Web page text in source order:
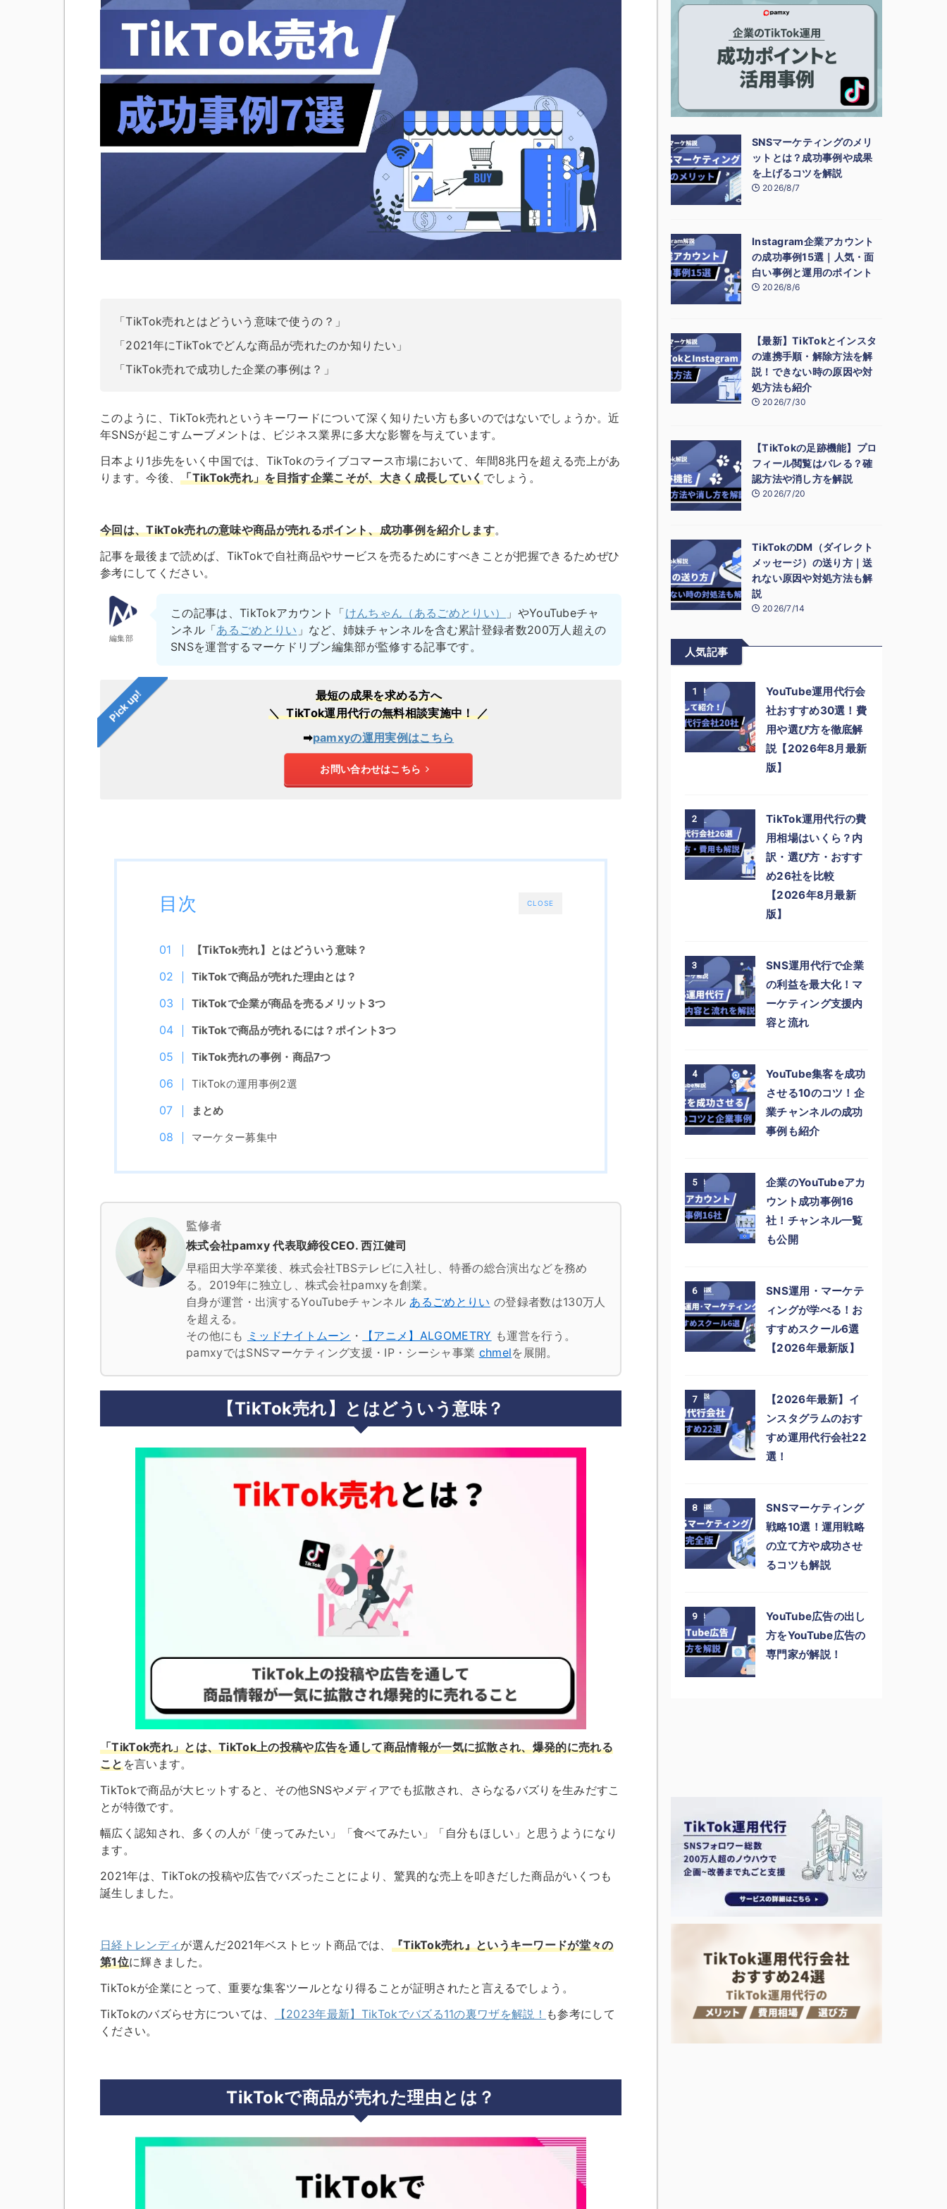
「TikTok売れとはどういう意味で使うの？」
「2021年にTikTokでどんな商品が売れたのか知りたい」
「TikTok売れで成功した企業の事例は？」
このように、TikTok売れというキーワードについて深く知りたい方も多いのではないでしょうか。近
年SNSが起こすムーブメントは、ビジネス業界に多大な影響を与えています。
日本より1歩先をいく中国では、TikTokのライブコマース市場において、年間8兆円を超える売上があ
ります。今後、「TikTok売れ」を目指す企業こそが、大きく成長していくでしょう。
今回は、TikTok売れの意味や商品が売れるポイント、成功事例を紹介します。
記事を最後まで読めば、TikTokで自社商品やサービスを売るためにすべきことが把握できるためぜひ
参考にしてください。
編集部
この記事は、TikTokアカウント「けんちゃん（あるごめとりい）
」やYouTubeチャ
ンネル「あるごめとりい 」など、姉妹チャンネルを含む累計登録者数200万人超えの
SNSを運営するマーケドリブン編集部が監修する記事です。
Pick up!
最短の成果を求める方へ
＼ TikTok運用代行の無料相談実施中！ ／
➡︎pamxyの運用実例はこちら
お問い合わせはこちら
CLOSE
目次
【TikTok売れ】とはどういう意味？
TikTokで商品が売れた理由とは？
TikTokで企業が商品を売るメリット3つ
TikTokで商品が売れるには？ポイント3つ
TikTok売れの事例・商品7つ
TikTokの運用事例2選
まとめ
マーケター募集中
監修者
株式会社pamxy 代表取締役CEO. 西江健司
早稲田大学卒業後、株式会社TBSテレビに入社し、特番の総合演出などを務め
る。2019年に独立し、株式会社pamxyを創業。
自身が運営・出演するYouTubeチャンネル あるごめとりい の登録者数は130万人
を超える。
その他にも ミッドナイトムーン ・ 【アニメ】ALGOMETRY も運営を行う。
pamxyではSNSマーケティング支援・IP・シーシャ事業 chmelを展開。
【TikTok売れ】とはどういう意味？
「TikTok売れ」とは、TikTok上の投稿や広告を通して商品情報が一気に拡散され、爆発的に売れる
ことを言います。
TikTokで商品が大ヒットすると、その他SNSやメディアでも拡散され、さらなるバズりを生みだすこ
とが特徴です。
幅広く認知され、多くの人が「使ってみたい」「食べてみたい」「自分もほしい」と思うようになり
ます。
2021年は、TikTokの投稿や広告でバズったことにより、驚異的な売上を叩きだした商品がいくつも
誕生しました 。
日経トレンディ が選んだ2021年ベストヒット商品では、 『TikTok売れ』というキーワードが堂々の
第1位に輝きました。
TikTokが企業にとって、重要な集客ツールとなり得ることが証明されたと言えるでしょう。
TikTokのバズらせ方については、
【2023年最新】TikTokでバズる11の裏ワザを解説！ も参考にして
ください。
TikTokで商品が売れた理由とは？
SNSマーケティングのメリ
ットとは？成功事例や成果
を上げるコツを解説
2026/8/7
Instagram企業アカウント
の成功事例15選｜人気・面
白い事例と運用のポイント
2026/8/6
【最新】TikTokとインスタ
の連携手順・解除方法を解
説！できない時の原因や対
処方法も紹介
2026/7/30
【TikTokの足跡機能】プロ
フィール閲覧はバレる？確
認方法や消し方を解説
2026/7/20
TikTokのDM（ダイレクト
メッセージ）の送り方｜送
れない原因や対処方法も解
説
2026/7/14
人気記事
1
YouTube運用代行会
社おすすめ30選！費
用や選び方を徹底解
説【2026年8月最新
版】
2
TikTok運用代行の費
用相場はいくら？内
訳・選び方・おすす
め26社を比較
【2026年8月最新
版】
3
SNS運用代行で企業
の利益を最大化！マ
ーケティング支援内
容と流れ
4
YouTube集客を成功
させる10のコツ！企
業チャンネルの成功
事例も紹介
5
企業のYouTubeアカ
ウント成功事例16
社！チャンネル一覧
も公開
6
SNS運用・マーケテ
ィングが学べる！お
すすめスクール6選
【2026年最新版】
7
【2026年最新】イ
ンスタグラムのおす
すめ運用代行会社22
選！
8
SNSマーケティング
戦略10選！運用戦略
の立て方や成功させ
るコツも解説
9
YouTube広告の出し
方をYouTube広告の
専門家が解説！